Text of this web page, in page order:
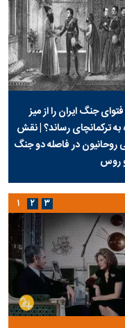
جنگ ایران را از میز
به ترکمانچای رساند؟ | نقش
روحانیون در فاصله دو جنگ
روس
۱ ۲ ۳